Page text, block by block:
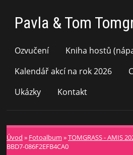
Pavla & Tom
Ozvučení
Kniha hostů
Kalendář akcí na rok 2026
Ukázky
Kontakt
Úvod » Fotoalbum »TOMGRASS - AMIS
BBD7-086F2EFB4CA0